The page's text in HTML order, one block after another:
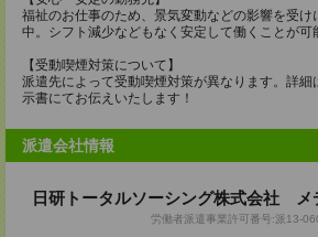
福祉のお仕事のため、景気変動などの影響を受け
中。シフト減少などもなく安定して働くことが可
【受動喫煙対策について】
派遣先によって受動喫煙対策が異なります。詳細
示書にてお伝えいたします！
派遣会社情報
日研トータルソーシング株式会社 メ
労働者派遣事業許可番号:派13-